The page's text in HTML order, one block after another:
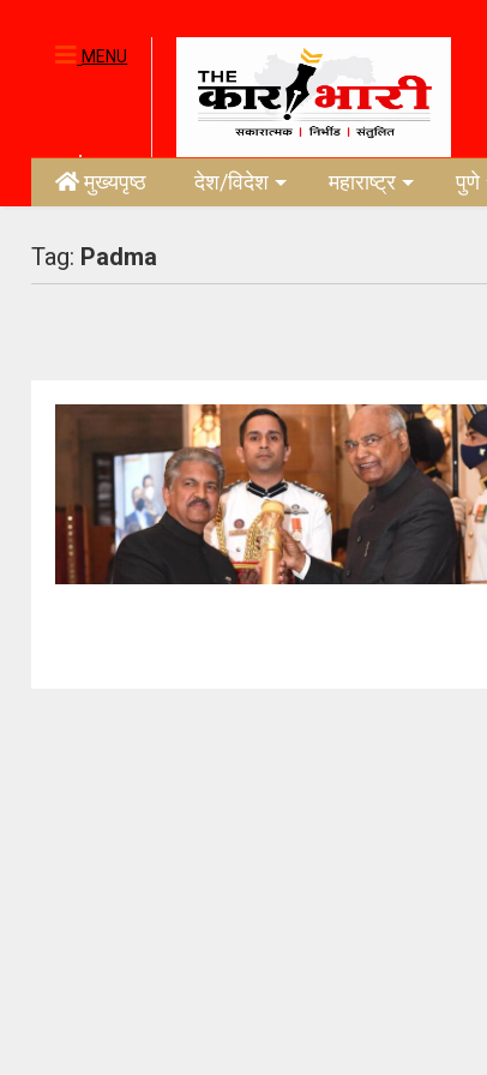
MENU
मुख्यपृष्ठ देश/विदेश महाराष्ट्र पुणे
Tag: Padma